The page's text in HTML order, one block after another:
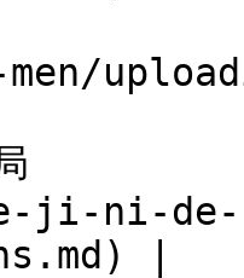
项
布局
ji-ni-
|